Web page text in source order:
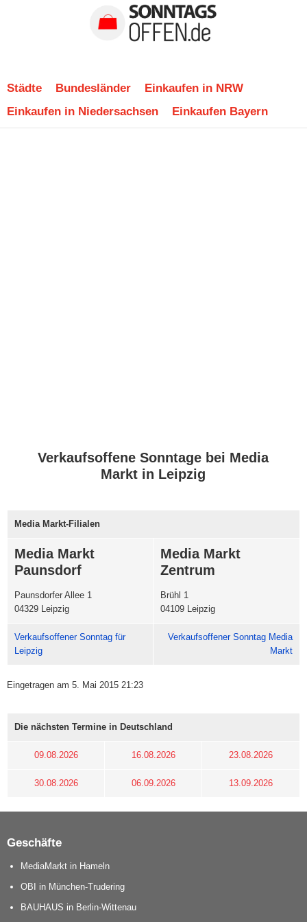
Städte Bundesländer
Einkaufen in NRW
Einkaufen in Niedersachsen
Einkaufen Bayern
Verkaufsoffene Sonntage bei Media
Markt in Leipzig
Media Markt-Filialen
Media Markt
Paunsdorf
Paunsdorfer Allee 1
04329 Leipzig
Media Markt
Zentrum
Brühl 1
04109 Leipzig
Verkaufsoffener Sonntag für
Leipzig
Verkaufsoffener Sonntag Media
Markt
Eingetragen am 5. Mai 2015 21:23
Die nächsten Termine in Deutschland
09.08.2026 16.08.2026 23.08.2026
30.08.2026 06.09.2026 13.09.2026
Geschäfte
MediaMarkt in Hameln
OBI in München-Trudering
BAUHAUS in Berlin-Wittenau